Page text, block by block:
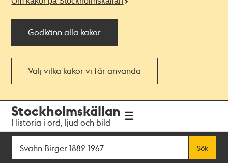
Godkänn alla kakor
Välj vilka kakor vi får använda
navigationen
huvudinnehållet
Stockholmskällan
Historia i ord, ljud och bild
Sök
Sök